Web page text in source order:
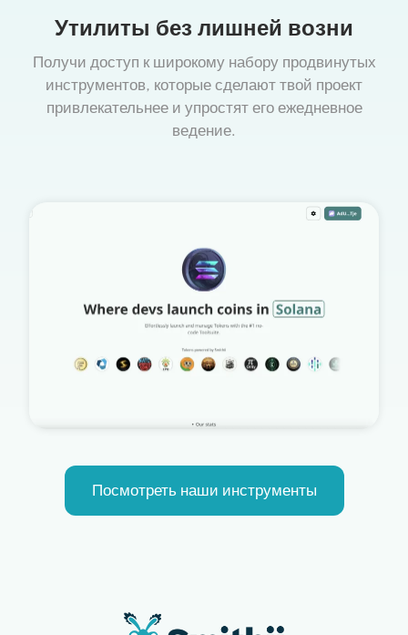
Утилиты без лишней возни
Получи доступ к широкому набору продвинутых
инструментов, которые сделают твой проект
привлекательнее и упростят его ежедневное
ведение.
Посмотреть наши инструменты